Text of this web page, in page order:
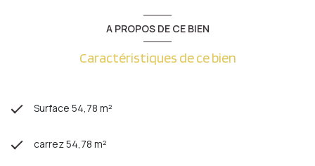
A PROPOS DE CE BIEN
Caractéristiques de ce bien
Surface 54,78 m²
carrez 54,78 m²